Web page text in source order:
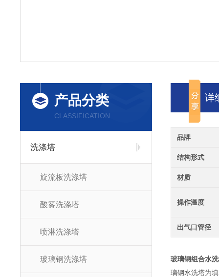
产品分类
CLASSIFICATION
洗涤塔
旋流板洗涤塔
酸雾洗涤塔
喷淋洗涤塔
玻璃钢洗涤塔
详
品牌
结构形式
材质
操作温度
出气口管径
玻璃钢组合水
璃钢水洗塔为